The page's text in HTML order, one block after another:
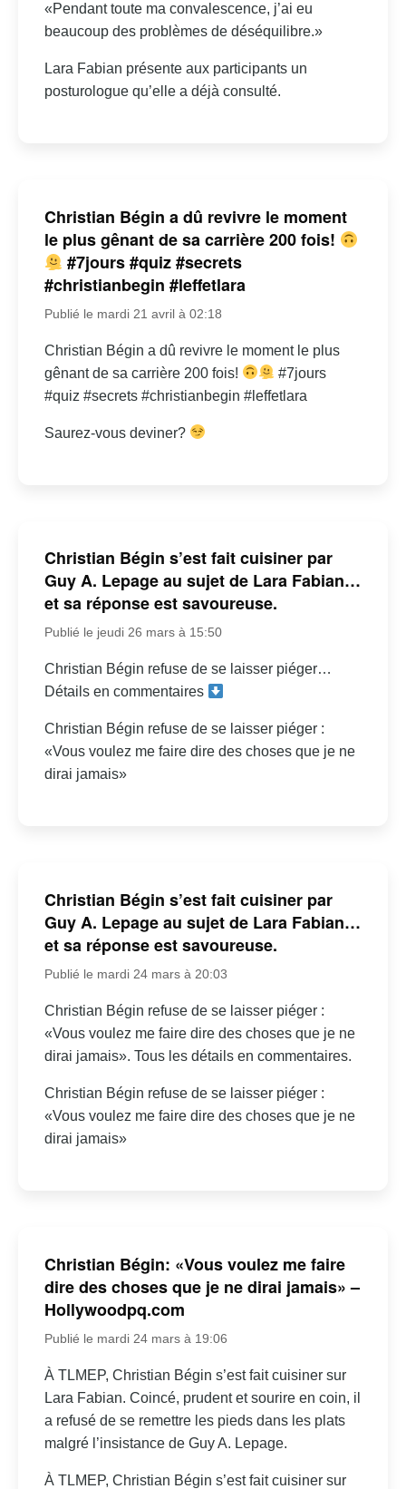
«Pendant toute ma convalescence, j’ai eu
beaucoup des problèmes de déséquilibre.»
Lara Fabian présente aux participants un
posturologue qu’elle a déjà consulté.
Christian Bégin a dû revivre le moment
le plus gênant de sa carrière 200 fois!
#7jours #quiz #secrets
#christianbegin #leffetlara
Publié le mardi 21 avril à 02:18
Christian Bégin a dû revivre le moment le plus
gênant de sa carrière 200 fois!
#7jours
#quiz #secrets #christianbegin #leffetlara
Saurez-vous deviner?
Christian Bégin s’est fait cuisiner par
Guy A. Lepage au sujet de Lara Fabian…
et sa réponse est savoureuse.
Publié le jeudi 26 mars à 15:50
Christian Bégin refuse de se laisser piéger…
Détails en commentaires
Christian Bégin refuse de se laisser piéger :
«Vous voulez me faire dire des choses que je ne
dirai jamais»
Christian Bégin s’est fait cuisiner par
Guy A. Lepage au sujet de Lara Fabian…
et sa réponse est savoureuse.
Publié le mardi 24 mars à 20:03
Christian Bégin refuse de se laisser piéger :
«Vous voulez me faire dire des choses que je ne
dirai jamais». Tous les détails en commentaires.
Christian Bégin refuse de se laisser piéger :
«Vous voulez me faire dire des choses que je ne
dirai jamais»
Christian Bégin: «Vous voulez me faire
dire des choses que je ne dirai jamais» –
Hollywoodpq.com
Publié le mardi 24 mars à 19:06
À TLMEP, Christian Bégin s’est fait cuisiner sur
Lara Fabian. Coincé, prudent et sourire en coin, il
a refusé de se remettre les pieds dans les plats
malgré l’insistance de Guy A. Lepage.
À TLMEP, Christian Bégin s’est fait cuisiner sur